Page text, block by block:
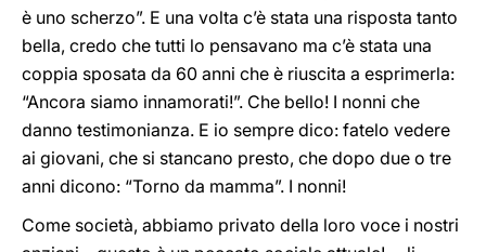
è uno scherzo”. E una volta c’è stata una risposta tanto
bella, credo che tutti lo pensavano ma c’è stata una
coppia sposata da 60 anni che è riuscita a esprimerla:
“Ancora siamo innamorati!”. Che bello! I nonni che
danno testimonianza. E io sempre dico: fatelo vedere
ai giovani, che si stancano presto, che dopo due o tre
anni dicono: “Torno da mamma”. I nonni!
Come società, abbiamo privato della loro voce i nostri